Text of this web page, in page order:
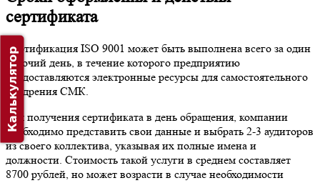
сертификата
Сертификация ISO 9001 может быть выполнена всего за один
рабочий день, в течение которого предприятию
предоставляются электронные ресурсы для самостоятельного
внедрения СМК.
Для получения сертификата в день обращения, компании
необходимо представить свои данные и выбрать 2-3 аудиторов
из своего коллектива, указывая их полные имена и
должности. Стоимость такой услуги в среднем составляет
8700 рублей, но может возрасти в случае необходимости
Калькулятор